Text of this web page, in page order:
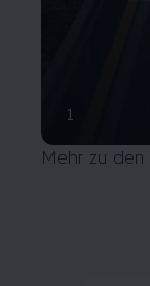
1
Mehr zu den